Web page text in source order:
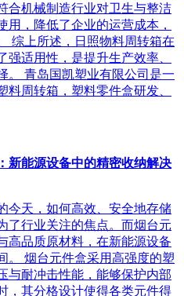
合机械制造行业对卫生与整洁
用，降低了企业的运营成本，
综上所述，日照物料周转箱在
强适用性，是提升生产效率、
。 青岛国凯塑业有限公司是一
料周转箱，塑料零件盒研发、
新能源设备中的精密收纳解决
今天，如何高效、安全地存储
了行业关注的焦点。而烟台元
高品质原材料，在新能源设备
。 烟台元件盒采用高强度的塑
与耐冲击性能，能够保护内部
，其分格设计使得各类元件得